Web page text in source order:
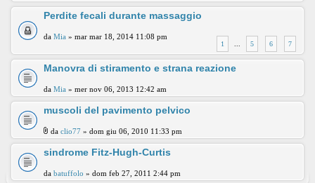
Perdite fecali durante massaggio
1 ... 5 6 7
da Mia » mar mar 18, 2014 11:08 pm
Manovra di stiramento e strana reazione
da Mia » mer nov 06, 2013 12:42 am
muscoli del pavimento pelvico
da clio77 » dom giu 06, 2010 11:33 pm
sindrome Fitz-Hugh-Curtis
da batuffolo » dom feb 27, 2011 2:44 pm